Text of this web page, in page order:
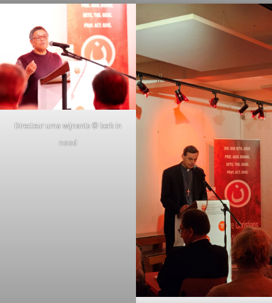
Directeur uma wijnants © kerk in
nood